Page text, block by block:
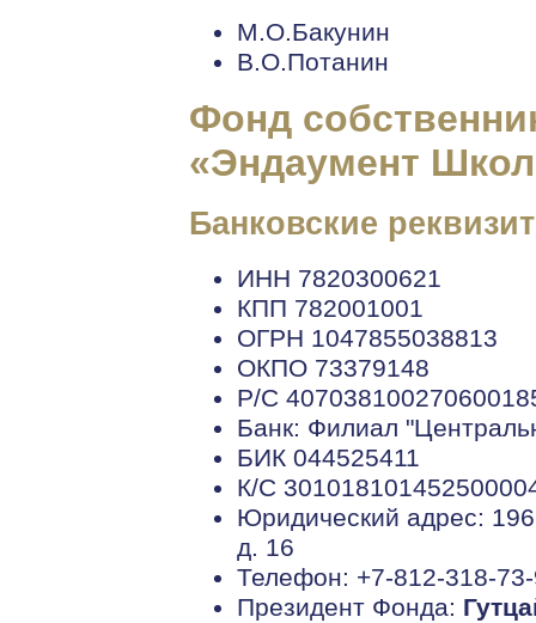
М.О.Бакунин
В.О.Потанин
Фонд
«Эндаумент
Банковские
ИНН 7820300621
КПП 782001001
ОГРН 1047855038813
ОКПО 73379148
Р/С
Банк: Филиал
БИК 044525411
К/С
Юридический адрес:
д. 16
Телефон: +7-812-318-
Президент Фонда: